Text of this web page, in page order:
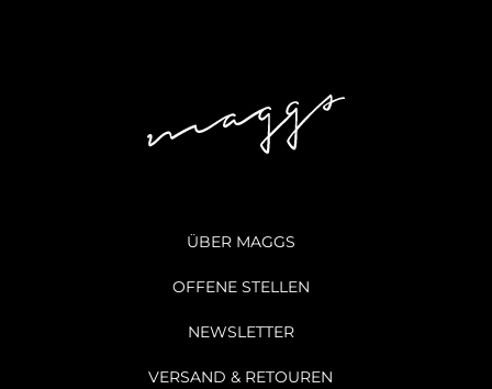
ÜBER MAGGS
OFFENE STELLEN
NEWSLETTER
VERSAND & RETOUREN